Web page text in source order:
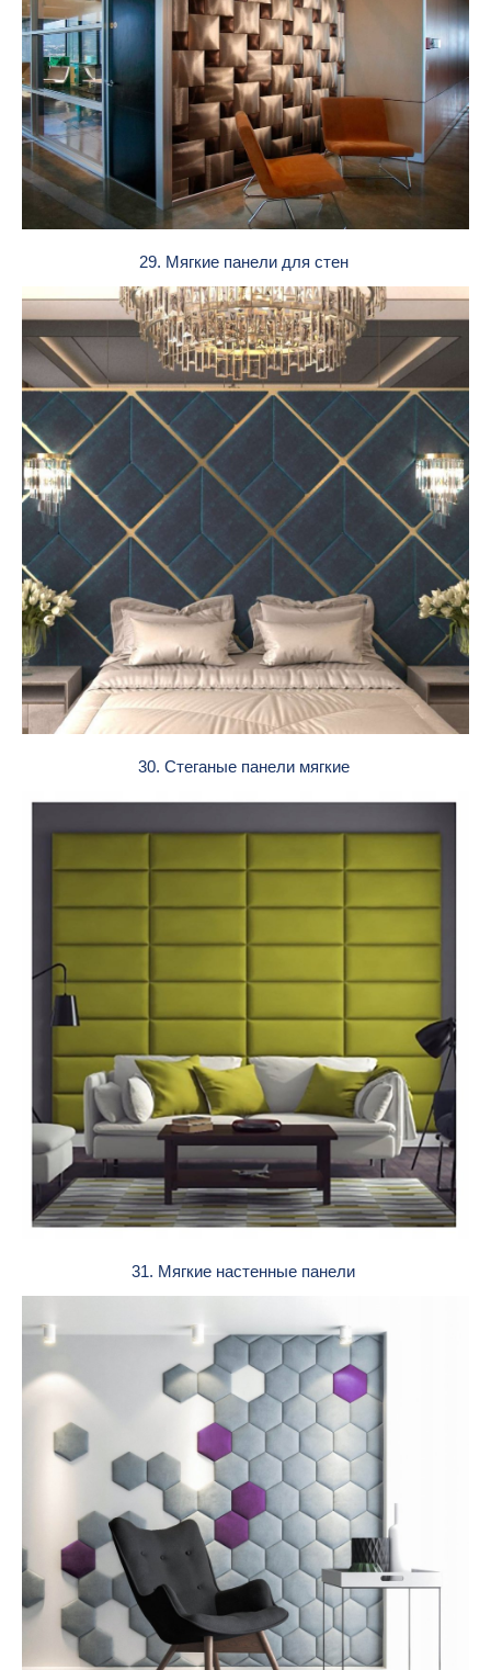
29. Мягкие панели для стен
30. Стеганые панели мягкие
31. Мягкие настенные панели